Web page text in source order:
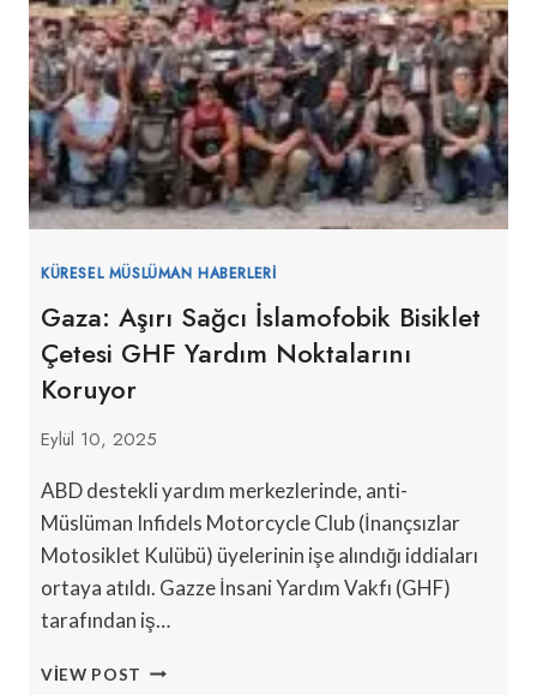
KÜRESEL MÜSLÜMAN HABERLERI
Gaza: Aşırı Sağcı İslamofobik Bisiklet
Çetesi GHF Yardım Noktalarını
Koruyor
Eylül 10, 2025
ABD destekli yardım merkezlerinde, anti-
Müslüman Infidels Motorcycle Club (İnançsızlar
Motosiklet Kulübü) üyelerinin işe alındığı iddiaları
ortaya atıldı. Gazze İnsani Yardım Vakfı (GHF)
tarafından iş…
VIEW POST GAZA: